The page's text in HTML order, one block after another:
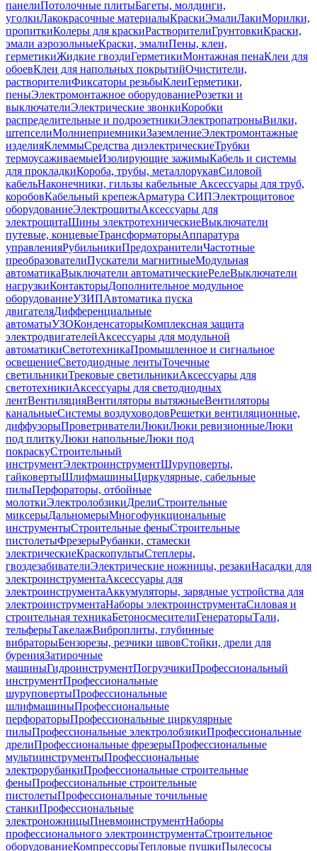
панелиПотолочные плитыБагеты, молдинги,
уголкиЛакокрасочные материалыКраскиЭмалиЛакиМорилки,
пропиткиКолеры для краскиРастворителиГрунтовкиКраски,
эмали аэрозольныеКраски, эмалиПены, клеи,
герметикиЖидкие гвоздиГерметикиМонтажная пенаКлеи для
обоевКлеи для напольных покрытийОчистители,
растворителиФиксаторы резьбыКлеиГерметики,
пеныЭлектромонтажное оборудованиеРозетки и
выключателиЭлектрические звонкиКоробки
распределительные и подрозетникиЭлектропатроныВилки,
штепселиМолниеприемникиЗаземлениеЭлектромонтажные
изделияКлеммыСредства диэлектрическиеТрубки
термоусаживаемыеИзолирующие зажимыКабель и системы
для прокладкиКороба, трубы, металлорукавСиловой
кабельНаконечники, гильзы кабельные Аксессуары для труб,
коробовКабельный крепежАрматура СИПЭлектрощитовое
оборудованиеЭлектрощитыАксессуары для
электрощитаШины электротехническиеВыключатели
путевые, концевыеТрансформаторыАппаратура
управленияРубильникиПредохранителиЧастотные
преобразователиПускатели магнитныеМодульная
автоматикаВыключатели автоматическиеРелеВыключатели
нагрузкиКонтакторыДополнительное модульное
оборудованиеУЗИПАвтоматика пуска
двигателяДифференциальные
автоматыУЗОКонденсаторыКомплексная защита
электродвигателейАксессуары для модульной
автоматикиСветотехникаПромышленное и сигнальное
освещениеСветодиодные лентыТочечные
светильникиТрековые светильникиАксессуары для
светотехникиАксессуары для светодиодных
лентВентиляцияВентиляторы вытяжныеВентиляторы
канальныеСистемы воздуховодовРешетки вентиляционные,
диффузорыПроветривателиЛюкиЛюки ревизионныеЛюки
под плиткуЛюки напольныеЛюки под
покраскуСтроительный
инструментЭлектроинструментШуруповерты,
гайковертыШлифмашиныЦиркулярные, сабельные
пилыПерфораторы, отбойные
молоткиЭлектролобзикиДрелиСтроительные
миксерыДальномерыМногофункциональные
инструментыСтроительные феныСтроительные
пистолетыФрезерыРубанки, стамески
электрическиеКраскопультыСтеплеры,
гвоздезабивателиЭлектрические ножницы, резакиНасадки для
электроинструментаАксессуары для
электроинструментаАккумуляторы, зарядные устройства для
электроинструментаНаборы электроинструментаСиловая и
строительная техникаБетоносмесителиГенераторыТали,
тельферыТакелажВиброплиты, глубинные
вибраторыБензорезы, резчики швовСтойки, дрели для
буренияЗатирочные
машиныГидроинструментПогрузчикиПрофессиональный
инструментПрофессиональные
шуруповертыПрофессиональные
шлифмашиныПрофессиональные
перфораторыПрофессиональные циркулярные
пилыПрофессиональные электролобзикиПрофессиональные
дрелиПрофессиональные фрезерыПрофессиональные
мультиинструментыПрофессиональные
электрорубанкиПрофессиональные строительные
феныПрофессиональные строительные
пистолетыПрофессиональные точильные
станкиПрофессиональные
электроножницыПневмоинструментНаборы
профессионального электроинструментаСтроительное
оборудованиеКомпрессорыТепловые пушкиПылесосы